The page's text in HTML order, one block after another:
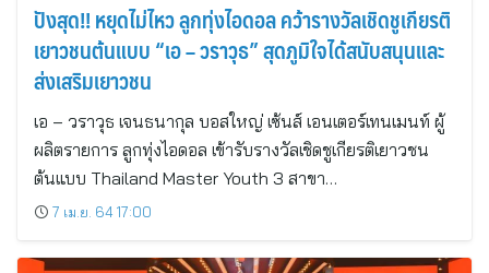
ปังสุด!! หยุดไม่ไหว ลูกทุ่งไอดอล คว้ารางวัลเชิดชูเกียรติ
เยาวชนต้นแบบ “เอ – วราวุธ” สุดภูมิใจได้สนับสนุนและ
ส่งเสริมเยาวชน
เอ – วราวุธ เจนธนากุล บอสใหญ่ เซ้นส์ เอนเตอร์เทนเมนท์ ผู้
ผลิตรายการ ลูกทุ่งไอดอล เข้ารับรางวัลเชิดชูเกียรติเยาวชน
ต้นแบบ Thailand Master Youth 3 สาขา…
7 เม.ย. 64 17:00